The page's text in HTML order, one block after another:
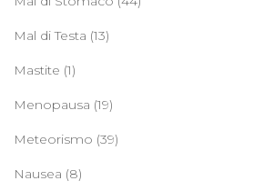
Mal di Testa (13)
Mastite (1)
Menopausa (19)
Meteorismo (39)
Nausea (8)